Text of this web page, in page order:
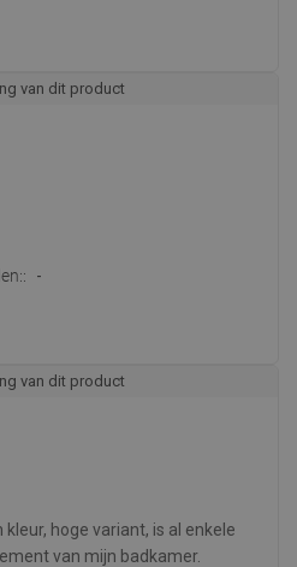
van dit product
-
van dit product
hoge variant, is al enkele
van mijn badkamer.